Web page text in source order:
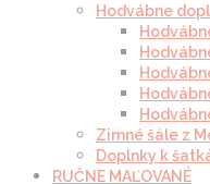
Hodvábne
Zimné šále z
Doplnky k
RUČNE MAĽOVANÉ